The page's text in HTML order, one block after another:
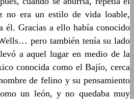
no era un estilo de vida loable,
él. Gracias a ello había conocido
pero también tenía su lado
a aquel lugar en medio de la
conocida como el Bajío, cerca
de felino y su pensamiento
un león, y no quedaba muy